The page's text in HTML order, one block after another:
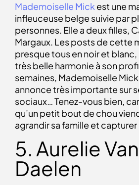
Mademoiselle Mick est une
infleuceuse belge suivie par
personnes. Elle a deux filles,
Margaux. Les posts de cette
presque tous en noir et
très belle harmonie à son
semaines, Mademoiselle
annonce très importante sur
sociaux… Tenez-vous bien,
qu’un petit bout de chou
agrandir sa famille et
5. Aurelie Van
Daelen